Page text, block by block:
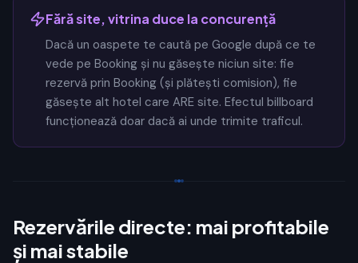
Fără site, vitrina duce la concurență
Dacă un oaspete te caută pe Google după ce te
vede pe Booking și nu găsește niciun site: fie
rezervă prin Booking (și plătești comision), fie
găsește alt hotel care ARE site. Efectul billboard
funcționează doar dacă ai unde trimite traficul.
Rezervările directe: mai profitabile
și mai stabile